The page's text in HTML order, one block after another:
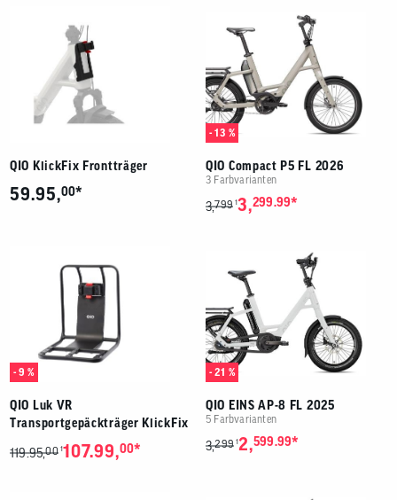
QIO KlickFix Frontträger
59.95,00*
- 13 %
QIO Compact P5 FL 2026
3 Farbvarianten
3,799 13,299.99*
- 9 %
QIO Luk VR
Transportgepäckträger KlickFix
119.95,00 1107.99,00*
- 21 %
QIO EINS AP-8 FL 2025
5 Farbvarianten
3,299 12,599.99*